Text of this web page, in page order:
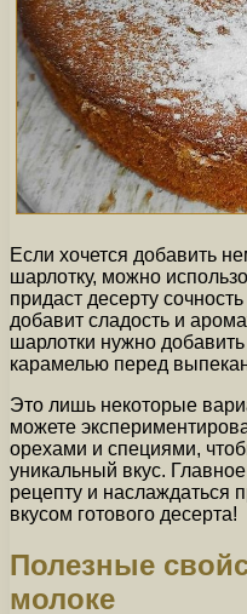
Если хочется добавить
шарлотку, можно
придаст десерту
добавит сладость и
шарлотки нужно
карамелью перед
Это лишь некоторые
можете
орехами и специями,
уникальный вкус.
рецепту и наслаждаться
вкусом готового десерта!
Полезные
молоке